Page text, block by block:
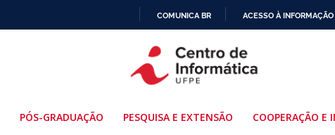
PARA
O
COMUNICA BR ACESSO À INFORMAÇÃO
PÓS-GRADUAÇÃO PESQUISA E EXTENSÃO COOPERAÇÃO E